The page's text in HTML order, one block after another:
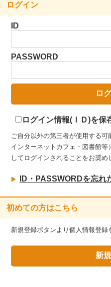
ログイン
ID
PASSWORD
ログイン情報(ＩＤ)を保
ご自分以外の第三者が使用する可
インターネットカフェ・図書館
してログインされることをお奨め
ID・PASSWORDを忘れ
初めての方はこちら
新規登録ボタンより個人情報登録